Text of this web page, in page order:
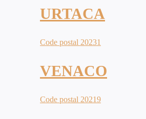
URTACA
Code postal 20231
VENACO
Code postal 20219